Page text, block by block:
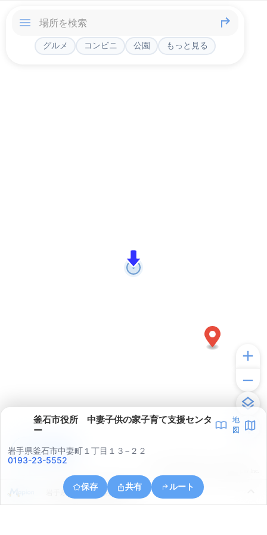
グルメ コンビニ 公園 もっと見る
釜石市役所 中妻子供の家子育て支援センタ
ー
地
図
岩手県釜石市中妻町１丁目１３−２２
0193-23-5552
保存 共有 ルート
岩手県釜石市釜石第９地割
アプリで見る